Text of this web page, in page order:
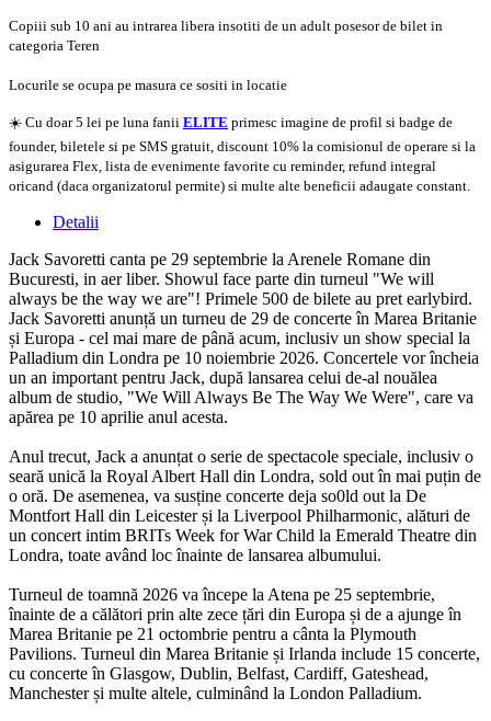
Copiii sub 10 ani au intrarea libera insotiti de un adult posesor de bilet in
categoria Teren
Locurile se ocupa pe masura ce sositi in locatie
☀️ Cu doar 5 lei pe luna fanii ELITE primesc imagine de profil si badge de
founder, biletele si pe SMS gratuit, discount 10% la comisionul de operare si la
asigurarea Flex, lista de evenimente favorite cu reminder, refund integral
oricand (daca organizatorul permite) si multe alte beneficii adaugate constant.
Detalii
Jack Savoretti canta pe 29 septembrie la Arenele Romane din
Bucuresti, in aer liber. Showul face parte din turneul "We will
always be the way we are"! Primele 500 de bilete au pret earlybird.
Jack Savoretti anunță un turneu de 29 de concerte în Marea Britanie
și Europa - cel mai mare de până acum, inclusiv un show special la
Palladium din Londra pe 10 noiembrie 2026. Concertele vor încheia
un an important pentru Jack, după lansarea celui de-al nouălea
album de studio, "We Will Always Be The Way We Were", care va
apărea pe 10 aprilie anul acesta.
Anul trecut, Jack a anunțat o serie de spectacole speciale, inclusiv o
seară unică la Royal Albert Hall din Londra, sold out în mai puțin de
o oră. De asemenea, va susține concerte deja so0ld out la De
Montfort Hall din Leicester și la Liverpool Philharmonic, alături de
un concert intim BRITs Week for War Child la Emerald Theatre din
Londra, toate având loc înainte de lansarea albumului.
Turneul de toamnă 2026 va începe la Atena pe 25 septembrie,
înainte de a călători prin alte zece țări din Europa și de a ajunge în
Marea Britanie pe 21 octombrie pentru a cânta la Plymouth
Pavilions. Turneul din Marea Britanie și Irlanda include 15 concerte,
cu concerte în Glasgow, Dublin, Belfast, Cardiff, Gateshead,
Manchester și multe altele, culminând la London Palladium.